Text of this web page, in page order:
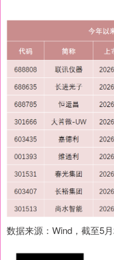
数据来源：Wind，截至5